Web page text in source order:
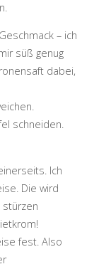
– ich
süß genug
dabei,
schneiden.
Ich
Die wird
fest. Also